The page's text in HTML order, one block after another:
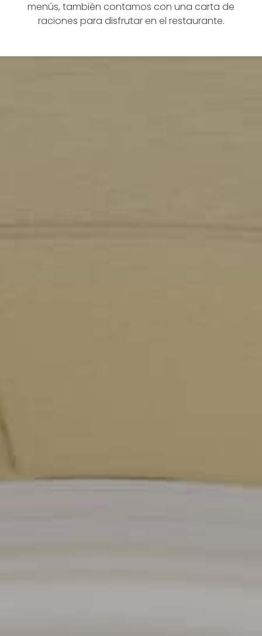
menús, también contamos con una carta de
raciones para disfrutar en el restaurante.